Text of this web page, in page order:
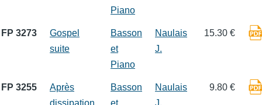
Piano
FP 3273
Gospel
suite
Basson
et
Piano
Naulais
J.
15.30 €
FP 3255
Après
dissipation
Basson
et
Naulais
J.
9.80 €